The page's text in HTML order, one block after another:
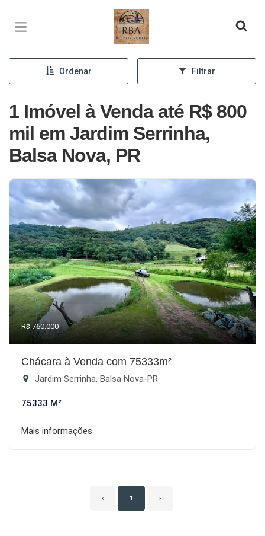
Página inicial
Ordenar Filtrar
1 Imóvel à Venda até R$ 800
mil em Jardim Serrinha,
Balsa Nova, PR
R$ 760.000
Chácara à Venda com 75333m²
Jardim Serrinha, Balsa Nova-PR
75333 M²
Mais informações
‹ 1 ›